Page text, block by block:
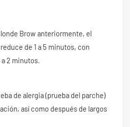
Brow anteriormente, el
de 1 a 5 minutos, con
2 minutos.
de alergia (prueba del parche)
así como después de largos